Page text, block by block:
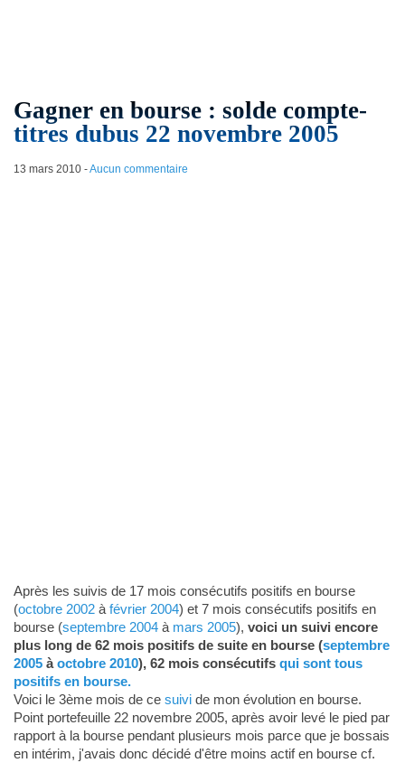
Gagner en bourse : solde compte-
titres dubus 22 novembre 2005
13 mars 2010-Aucun commentaire
Après les suivis de 17 mois consécutifs positifs en bourse
(octobre 2002à février 2004) et 7 mois consécutifs positifs en
bourse (septembre 2004à mars 2005), voici un suivi encore
plus long de 62 mois positifs de suite en bourse (septembre
2005àoctobre 2010), 62 mois consécutifs qui sont tous
positifs en bourse.
Voici le 3ème mois de ce suivide mon évolution en bourse.
Point portefeuille 22 novembre 2005, après avoir levé le pied par
rapport à la bourse pendant plusieurs mois parce que je bossais
en intérim, j'avais donc décidé d'être moins actif en bourse cf.